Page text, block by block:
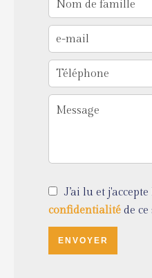
J’ai lu et j'accepte
confidentialité de ce
ENVOYER